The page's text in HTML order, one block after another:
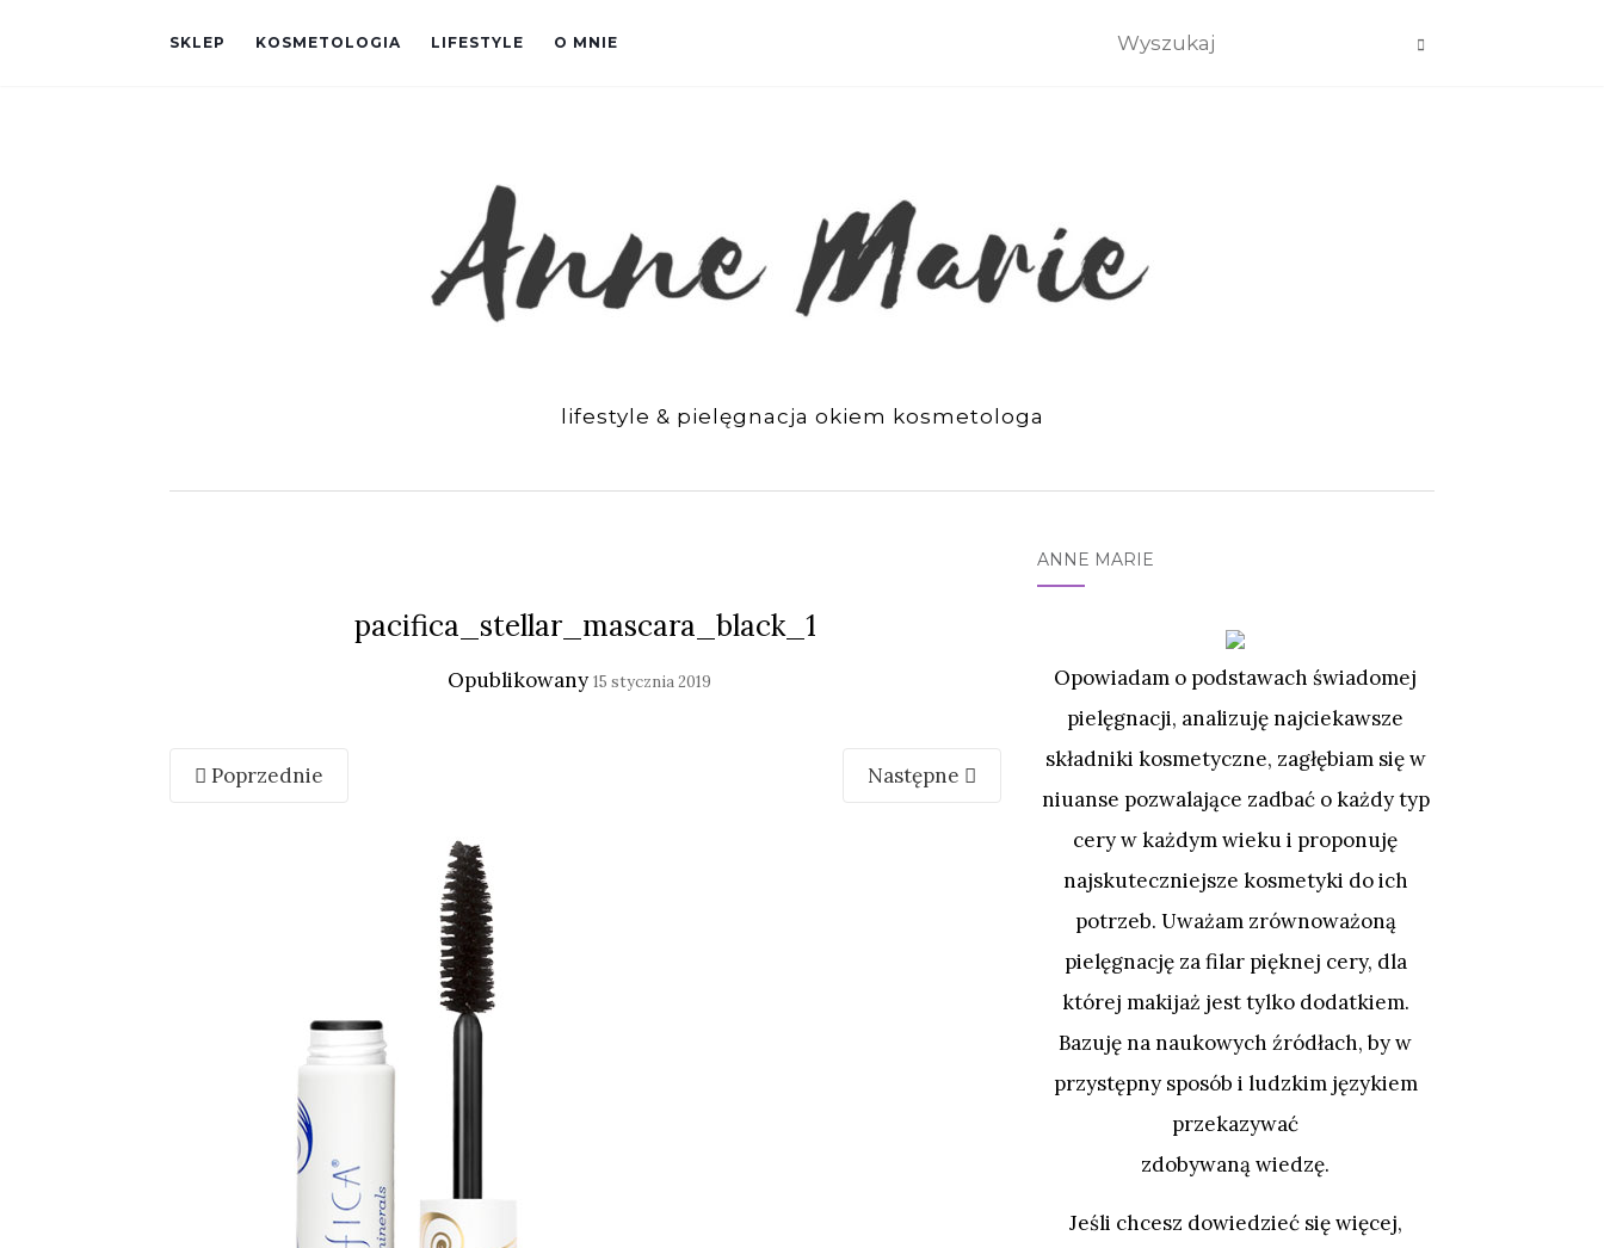
SKLEP KOSMETOLOGIA LIFESTYLE O MNIE
lifestyle & pielęgnacja okiem kosmetologa
pacifica_stellar_mascara_black_1
Opublikowany 15 stycznia 2019
Poprzednie Następne
ANNE MARIE
Opowiadam o podstawach świadomej
pielęgnacji, analizuję najciekawsze
składniki kosmetyczne, zagłębiam się w
niuanse pozwalające zadbać o każdy typ
cery w każdym wieku i proponuję
najskuteczniejsze kosmetyki do ich
potrzeb. Uważam zrównoważoną
pielęgnację za filar pięknej cery, dla
której makijaż jest tylko dodatkiem.
Bazuję na naukowych źródłach, by w
przystępny sposób i ludzkim językiem
przekazywać
zdobywaną wiedzę.
Jeśli chcesz dowiedzieć się więcej,